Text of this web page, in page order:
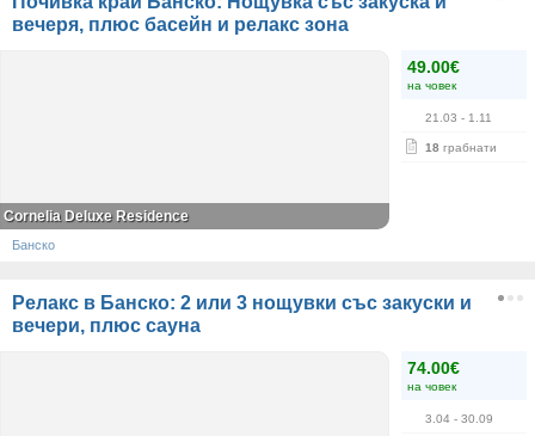
вечеря, плюс басейн и релакс зона
49.00€
на човек
21.03 - 1.11
18 грабнати
Cornelia Deluxe Residence
Банско
Релакс в Банско: 2 или 3 нощувки със закуски и
вечери, плюс сауна
74.00€
на човек
3.04 - 30.09